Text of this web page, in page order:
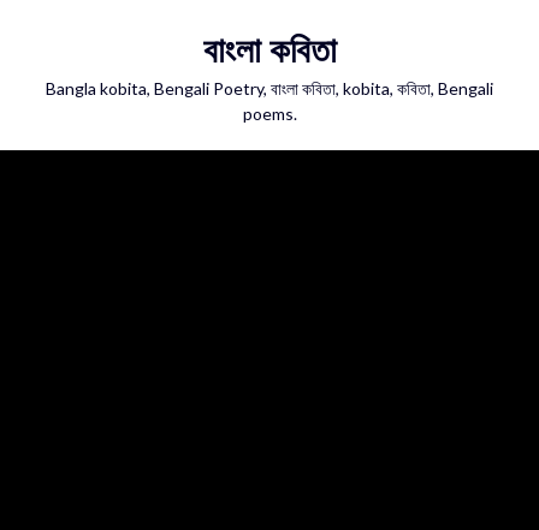
বাংলা কবিতা
Bangla kobita, Bengali Poetry, বাংলা কবিতা, kobita, কবিতা, Bengali
poems.